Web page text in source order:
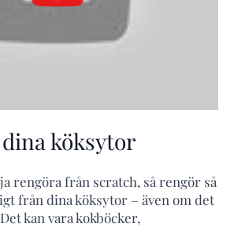
köksytor
rengöra från scratch, så rengör så
från dina köksytor – även om det
kan vara kokböcker,